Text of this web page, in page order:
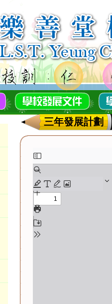
三年發展計劃